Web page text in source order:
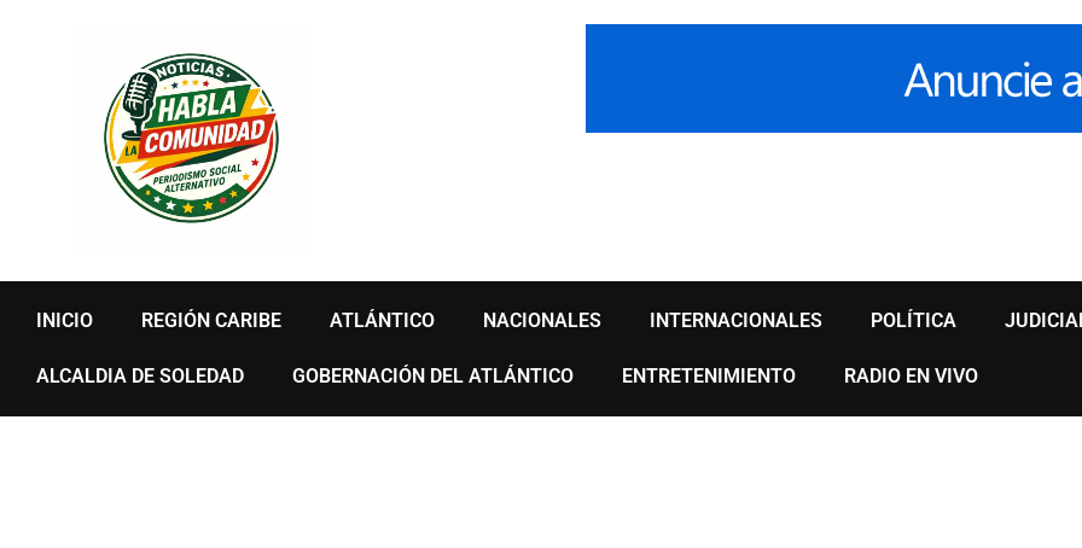
INICIO REGIÓN CARIBE ATLÁNTICO NACIONALES INTERNACIONALES POLÍTICA
ALCALDIA DE SOLEDAD GOBERNACIÓN DEL ATLÁNTICO ENTRETENIMIENTO RADIO EN VIVO